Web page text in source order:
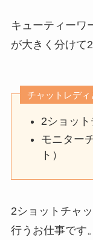
キューティーワ
が大きく分けて
チャットレデ
2ショット
モニター
ト）
2ショットチャ
行うお仕事です。